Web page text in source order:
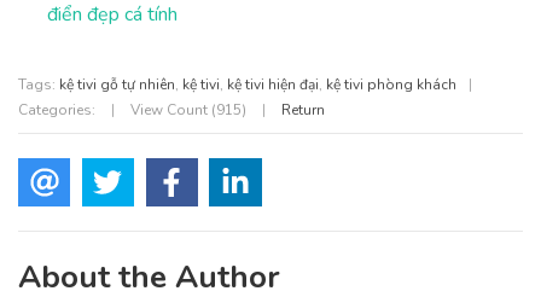
điển đẹp cá tính
Tags: kệ tivi gỗ tự nhiên, kệ tivi, kệ tivi hiện đại, kệ tivi phòng khách
|
Categories:
| View Count (915) | Return
About the Author